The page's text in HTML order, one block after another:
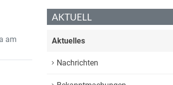
am
AKTUELL
Aktuelles
Nachrichten